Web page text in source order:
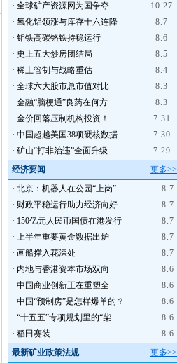
· 全球矿产资源网为国争夺
10.27
· 氧化铝领涨与库存十六连降
8.7
· 钼铁高碳铬铁持稳运行
8.6
· 史上五大炒房团结局
8.5
· 稀土管制与战略重估
8.4
· 全球六大股市总市值对比
8.3
· 金融“脑梗通”良药在何方
8.3
· 金价回落压制机构投资！
7.31
· 中国超越美国38项硬核数据
7.30
· 矿山“打非治违”全面升级
7.29
经济要闻
更多>>
· 北京：机器人在公园“上岗”
8.7
· 财政平稳运行助力经济向好
8.7
· 150亿元人民币国债在港发行
8.7
· 上半年重要黄金数据出炉
8.7
· 画船撑入花深处
8.7
· 内地与香港资本市场双向
8.6
· 中国商业创新正在重塑全
8.6
· 中国“预制房”是怎样爆单的？
8.6
· “十五五”专项规划里的“柴
8.6
· 稻田赛装
8.6
最新矿业政策法规
更多>>